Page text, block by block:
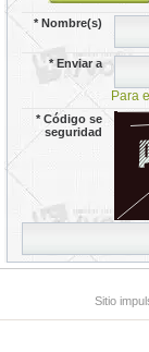
*Nombre(s)
*Enviar a
Para
*Código se
seguridad
Sitio